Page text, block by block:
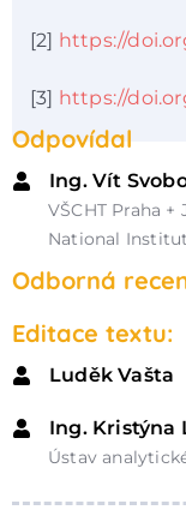
[2] https://
[3] https://
Odpovídal
Ing. Vít
VŠCHT Praha
National
Odborná
Editace textu:
Luděk Vašta
Ing. Kristýna
Ústav